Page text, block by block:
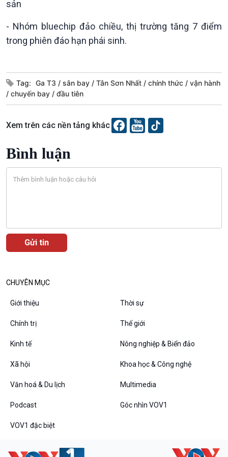
Khởi nghiệp
Tuyên chiến với gian lận
thương mại
Tâm tình biên giới và hải
Tin Đời sống & Xã hội
Chuyển đổi Xanh
Tài nguyên và Môi trường
Chuyên gia của bạn
Tin Khoa học & Công nghệ
Văn hoá & Du lịch
Chát với người nổi tiếng
Câu chuyện Thể thao
E-Magazine
Bình luận
10 phút Sự kiện - Luận bàn
Dòng chảy sự kiện
sản
- Nhóm bluechip đảo chiều, thị trường tăng 7 điểm
trong phiên đáo hạn phái sinh.
Tag: Ga T3 sân bay Tân Sơn Nhất chính thức
vận hành
chuyến bay
đầu tiên
Xem trên các nền tảng khác
Bình luận
CHUYÊN MỤC
Giới thiệu Thời sự
Chính trị Thế giới
Kinh tế Nông nghiệp & Biển đảo
Xã hội Khoa học & Công nghệ
Văn hoá & Du lịch Multimedia
Podcast Góc nhìn VOV1
VOV1 đặc biệt